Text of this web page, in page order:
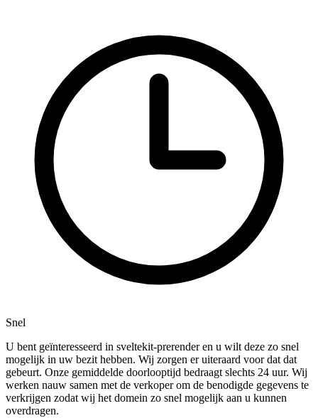
Snel
U bent geïnteresseerd in sveltekit-prerender en u wilt deze zo snel
mogelijk in uw bezit hebben. Wij zorgen er uiteraard voor dat dat
gebeurt. Onze gemiddelde doorlooptijd bedraagt slechts 24 uur. Wij
werken nauw samen met de verkoper om de benodigde gegevens te
verkrijgen zodat wij het domein zo snel mogelijk aan u kunnen
overdragen.